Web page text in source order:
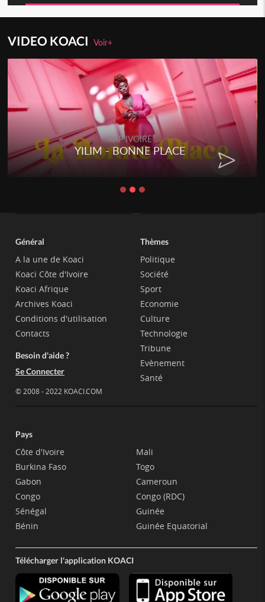
VIDEO KOACIVoir+
RAP IVOIRE
YILIM - BONNE PLACE
Général
A la une de Koaci
Koaci Côte d'Ivoire
Koaci Afrique
Archives Koaci
Conditions d'utilisation
Contacts
Besoin d'aide ?
Se Connecter
© 2008 - 2022 KOACI.COM
Thèmes
Politique
Société
Sport
Economie
Culture
Technologie
Tribune
Evènement
Santé
Pays
Côte d'Ivoire
Burkina Faso
Gabon
Congo
Sénégal
Bénin
Mali
Togo
Cameroun
Congo (RDC)
Guinée
Guinée Equatorial
Télécharger l'application KOACI